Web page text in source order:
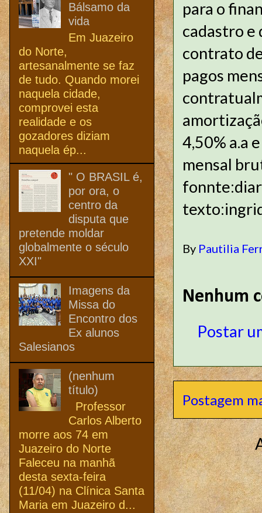
para o
cadastro e
contrato
pagos
4,50% a.a
mensal
By Pautilia
Nenhum
Postar
Postagem
Bálsamo da
vida
Em Juazeiro
do Norte,
artesanalmente se faz
de tudo. Quando morei
naquela cidade,
comprovei esta
realidade e os
gozadores diziam
naquela ép...
" O BRASIL é,
por ora, o
centro da
disputa que
pretende moldar
globalmente o século
XXI"
Imagens da
Missa do
Encontro dos
Ex alunos
Salesianos
(nenhum
título)
Professor
Carlos Alberto
morre aos 74 em
Juazeiro do Norte
Faleceu na manhã
desta sexta-feira
(11/04) na Clínica Santa
Maria em Juazeiro d...